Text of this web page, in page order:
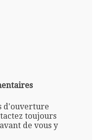
d'ouverture
toujours
de vous y